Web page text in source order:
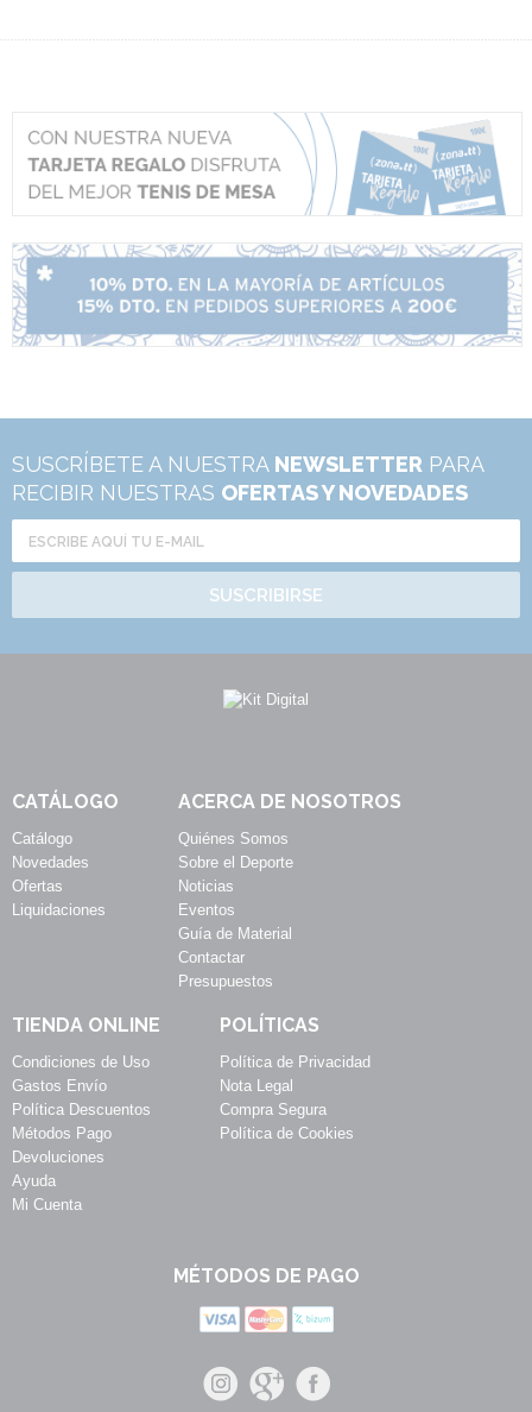
SUSCRÍBETE A NUESTRA NEWSLETTER PARA
RECIBIR NUESTRAS OFERTAS Y NOVEDADES
SUSCRIBIRSE
CATÁLOGO
Catálogo
Novedades
Ofertas
Liquidaciones
ACERCA DE NOSOTROS
Quiénes Somos
Sobre el Deporte
Noticias
Eventos
Guía de Material
Contactar
Presupuestos
TIENDA ONLINE
Condiciones de Uso
Gastos Envío
Política Descuentos
Métodos Pago
Devoluciones
Ayuda
Mi Cuenta
POLÍTICAS
Política de Privacidad
Nota Legal
Compra Segura
Política de Cookies
MÉTODOS DE PAGO